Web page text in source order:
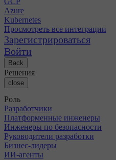
Azure
Kubernetes
Просмотреть все интеграции
Зарегистрироваться
Войти
Back
Решения
close
Роль
Разработчики
Платформенные инженеры
Инженеры по безопасности
Руководители разработки
Бизнес-лидеры
ИИ-агенты